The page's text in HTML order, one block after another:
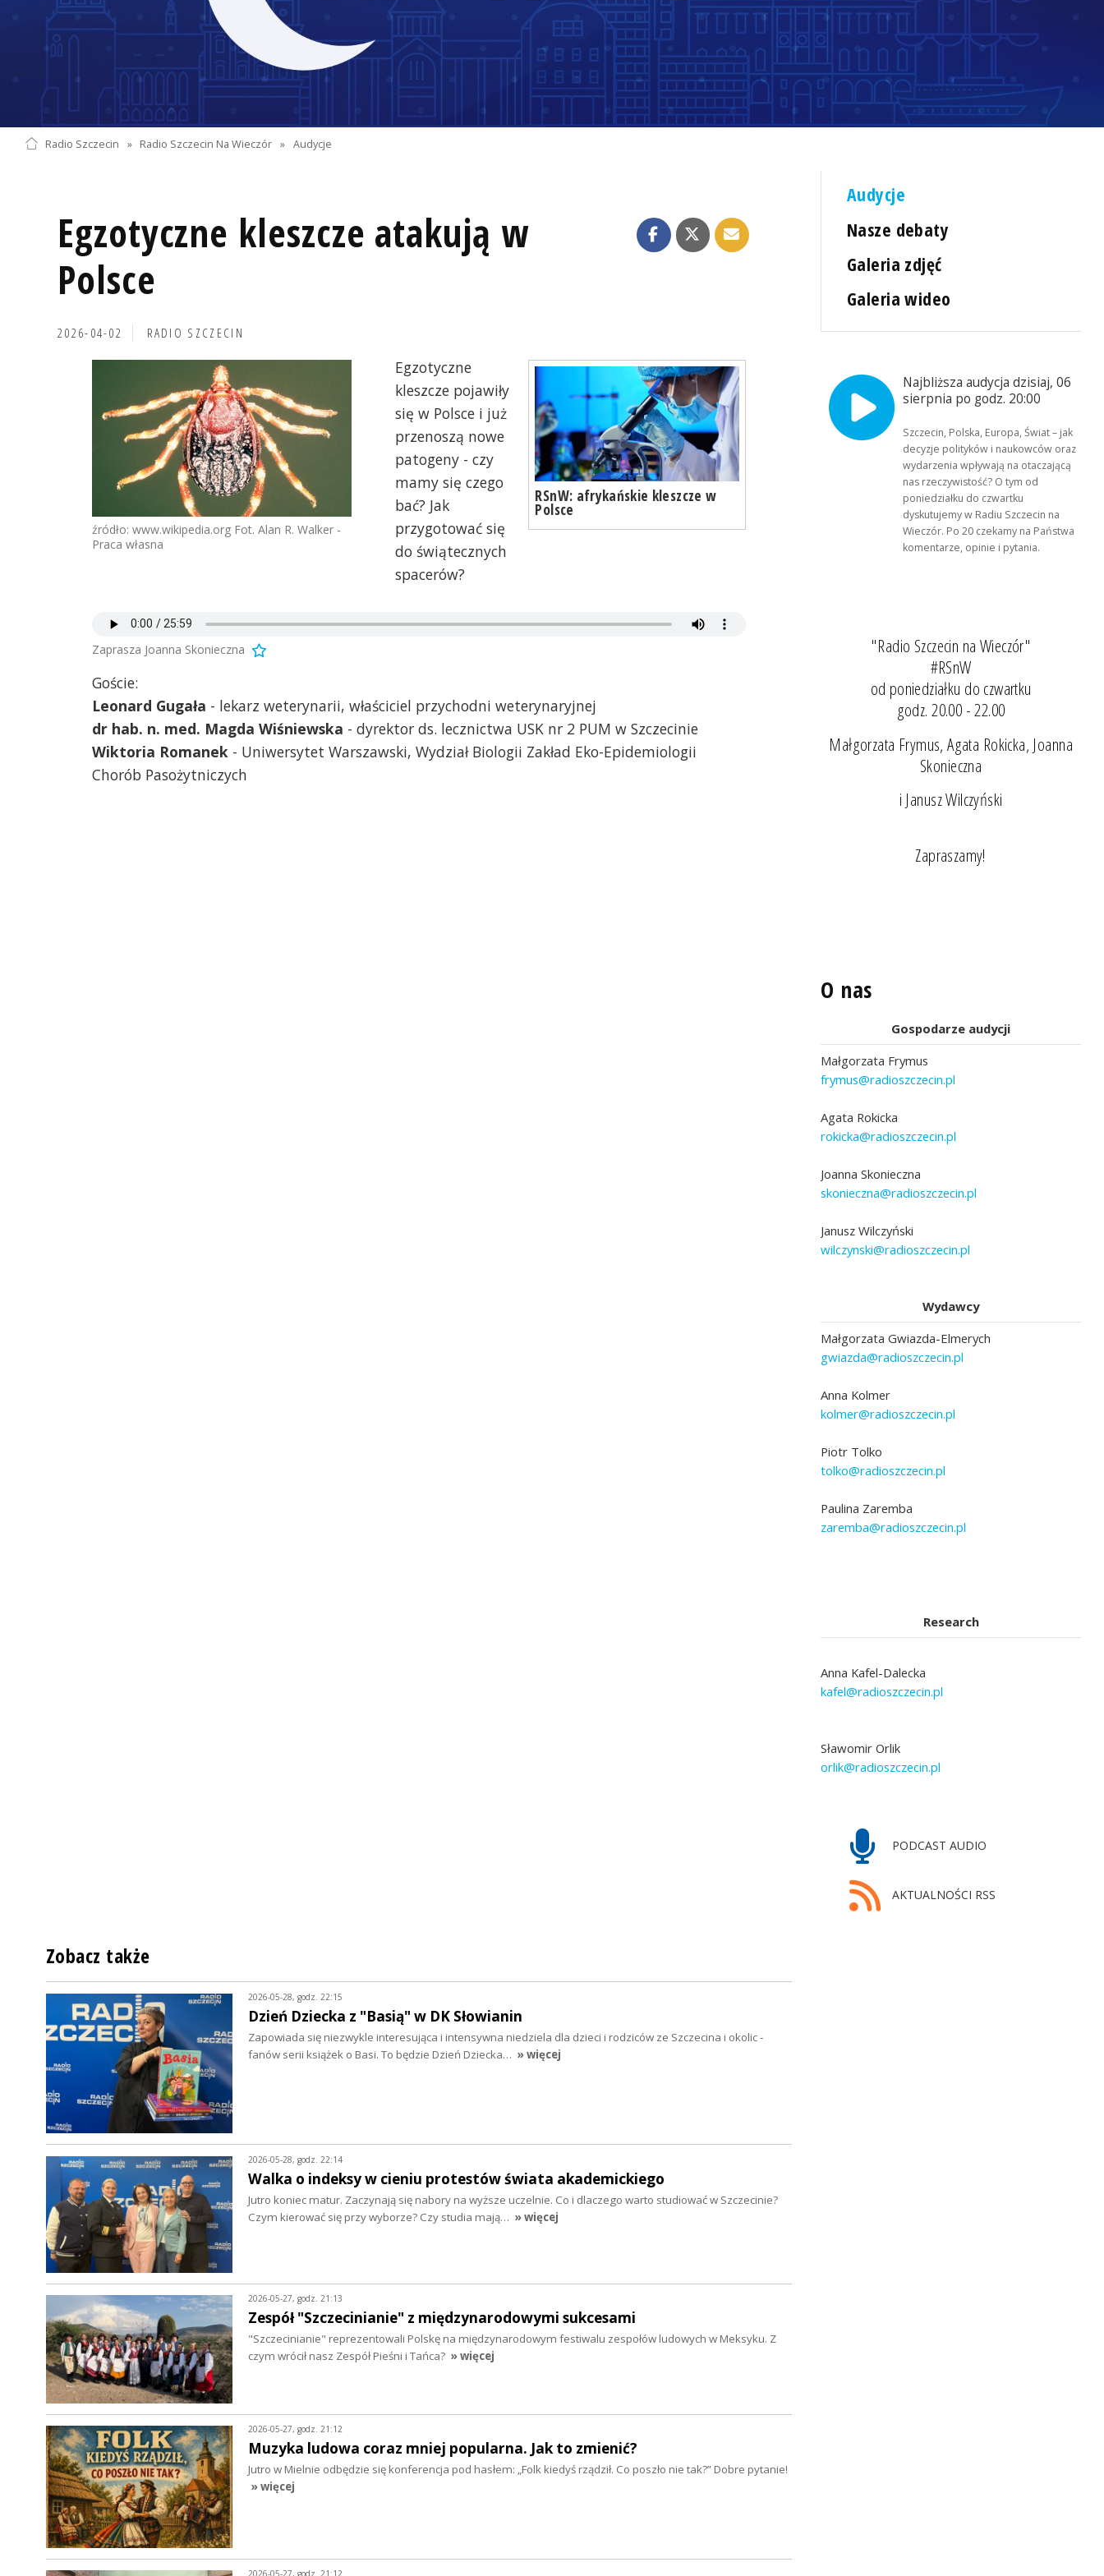
Radio Szczecin » Radio Szczecin Na Wieczór » Audycje
Egzotyczne kleszcze atakują w
Polsce
2026-04-02 RADIO SZCZECIN
źródło: www.wikipedia.org Fot. Alan R. Walker -
Praca własna
RSnW: afrykańskie kleszcze w
Polsce
Egzotyczne
kleszcze pojawiły
się w Polsce i już
przenoszą nowe
patogeny - czy
mamy się czego
bać? Jak
przygotować się
do świątecznych
spacerów?
Zaprasza Joanna Skonieczna
Goście:
Leonard Gugała - lekarz weterynarii, właściciel przychodni weterynaryjnej
dr hab. n. med. Magda Wiśniewska - dyrektor ds. lecznictwa USK nr 2 PUM w Szczecinie
Wiktoria Romanek - Uniwersytet Warszawski, Wydział Biologii Zakład Eko-Epidemiologii
Chorób Pasożytniczych
Audycje
Nasze debaty
Galeria zdjęć
Galeria wideo
Najbliższa audycja dzisiaj, 06
sierpnia po godz. 20:00
Szczecin, Polska, Europa, Świat – jak
decyzje polityków i naukowców oraz
wydarzenia wpływają na otaczającą
nas rzeczywistość? O tym od
poniedziałku do czwartku
dyskutujemy w Radiu Szczecin na
Wieczór. Po 20 czekamy na Państwa
komentarze, opinie i pytania.
"Radio Szczecin na Wieczór"
#RSnW
od poniedziałku do czwartku
godz. 20.00 - 22.00
Małgorzata Frymus, Agata Rokicka, Joanna
Skonieczna
i Janusz Wilczyński
Zapraszamy!
O nas
Gospodarze audycji
Małgorzata Frymus
frymus@radioszczecin.pl
Agata Rokicka
rokicka@radioszczecin.pl
Joanna Skonieczna
skonieczna@radioszczecin.pl
Janusz Wilczyński
wilczynski@radioszczecin.pl
Wydawcy
Małgorzata Gwiazda-Elmerych
gwiazda@radioszczecin.pl
Anna Kolmer
kolmer@radioszczecin.pl
Piotr Tolko
tolko@radioszczecin.pl
Paulina Zaremba
zaremba@radioszczecin.pl
Research
Anna Kafel-Dalecka
kafel@radioszczecin.pl
Sławomir Orlik
orlik@radioszczecin.pl
PODCAST AUDIO
AKTUALNOŚCI RSS
Zobacz także
2026-05-28, godz. 22:15
Dzień Dziecka z "Basią" w DK Słowianin
Zapowiada się niezwykle interesująca i intensywna niedziela dla dzieci i rodziców ze Szczecina i okolic -
fanów serii książek o Basi. To będzie Dzień Dziecka… » więcej
2026-05-28, godz. 22:14
Walka o indeksy w cieniu protestów świata akademickiego
Jutro koniec matur. Zaczynają się nabory na wyższe uczelnie. Co i dlaczego warto studiować w Szczecinie?
Czym kierować się przy wyborze? Czy studia mają… » więcej
2026-05-27, godz. 21:13
Zespół "Szczecinianie" z międzynarodowymi sukcesami
"Szczecinianie" reprezentowali Polskę na międzynarodowym festiwalu zespołów ludowych w Meksyku. Z
czym wrócił nasz Zespół Pieśni i Tańca? » więcej
2026-05-27, godz. 21:12
Muzyka ludowa coraz mniej popularna. Jak to zmienić?
Jutro w Mielnie odbędzie się konferencja pod hasłem: „Folk kiedyś rządził. Co poszło nie tak?” Dobre pytanie!
» więcej